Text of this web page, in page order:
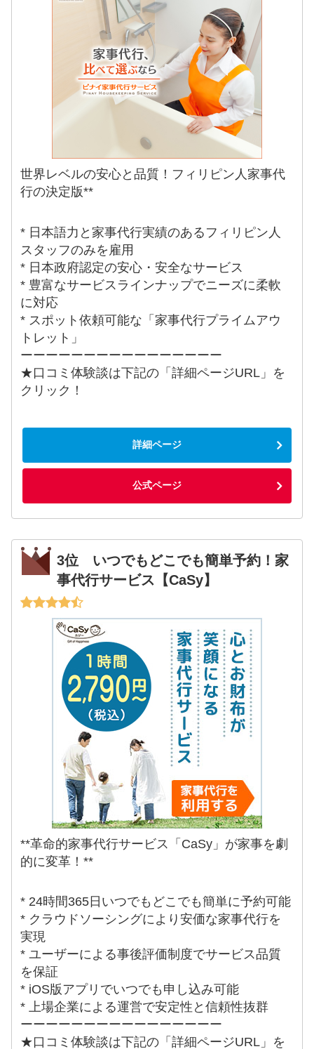
世界レベルの安心と品質！フィリピン人家事代
行の決定版**
* 日本語力と家事代行実績のあるフィリピン人
スタッフのみを雇用
* 日本政府認定の安心・安全なサービス
* 豊富なサービスラインナップでニーズに柔軟
に対応
* スポット依頼可能な「家事代行プライムアウ
トレット」
ーーーーーーーーーーーーーーーー
★口コミ体験談は下記の「詳細ページURL」を
クリック！
詳細ページ
公式ページ
3位 いつでもどこでも簡単予約！家
事代行サービス【CaSy】
**革命的家事代行サービス「CaSy」が家事を劇
的に変革！**
* 24時間365日いつでもどこでも簡単に予約可能
* クラウドソーシングにより安価な家事代行を
実現
* ユーザーによる事後評価制度でサービス品質
を保証
* iOS版アプリでいつでも申し込み可能
* 上場企業による運営で安定性と信頼性抜群
ーーーーーーーーーーーーーーーー
★口コミ体験談は下記の「詳細ページURL」を